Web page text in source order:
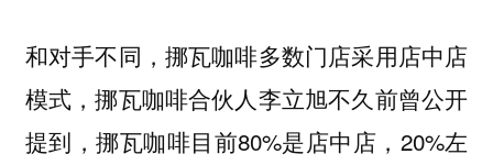
和对手不同，挪瓦咖啡多数门店采用店中店
模式，挪瓦咖啡合伙人李立旭不久前曾公开
提到，挪瓦咖啡目前80%是店中店，20%左